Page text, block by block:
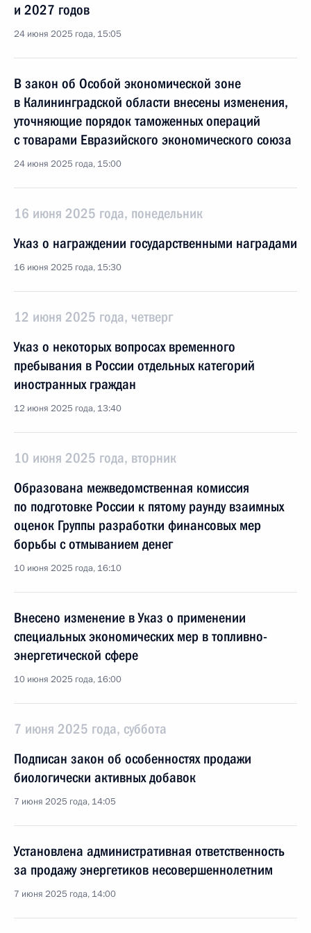
и 2027 годов
24 июня 2025 года, 15:05
В закон об Особой экономической зоне
в Калининградской области внесены изменения,
уточняющие порядок таможенных операций
с товарами Евразийского экономического союза
24 июня 2025 года, 15:00
16 июня 2025 года, понедельник
Указ о награждении государственными наградами
16 июня 2025 года, 15:30
12 июня 2025 года, четверг
Указ о некоторых вопросах временного
пребывания в России отдельных категорий
иностранных граждан
12 июня 2025 года, 13:40
10 июня 2025 года, вторник
Образована межведомственная комиссия
по подготовке России к пятому раунду взаимных
оценок Группы разработки финансовых мер
борьбы с отмыванием денег
10 июня 2025 года, 16:10
Внесено изменение в Указ о применении
специальных экономических мер в топливно-
энергетической сфере
10 июня 2025 года, 16:00
7 июня 2025 года, суббота
Подписан закон об особенностях продажи
биологически активных добавок
7 июня 2025 года, 14:05
Установлена административная ответственность
за продажу энергетиков несовершеннолетним
7 июня 2025 года, 14:00